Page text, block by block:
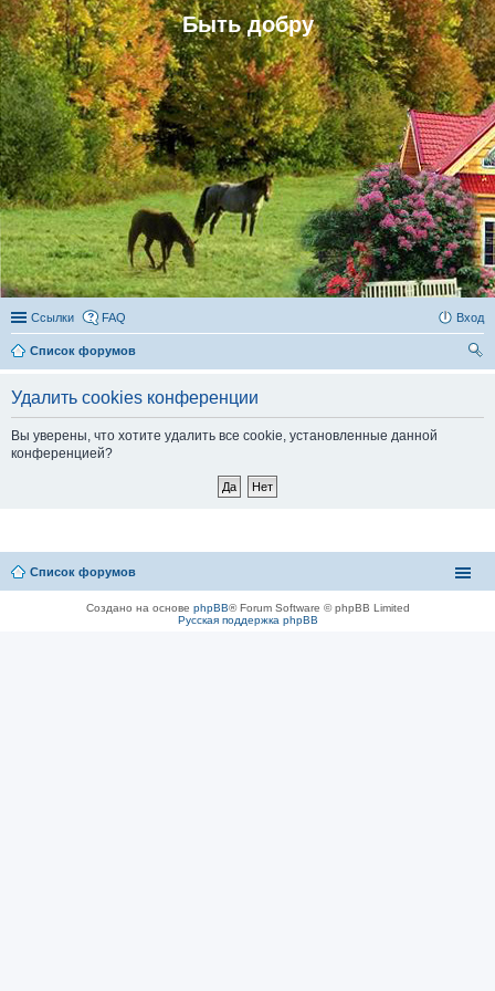
Быть добру
Ссылки FAQ Вход
Список форумов
Удалить cookies конференции
Вы уверены, что хотите удалить все cookie, установленные данной
конференцией?
Список форумов
Создано на основе phpBB® Forum Software © phpBB Limited
Русская поддержка phpBB